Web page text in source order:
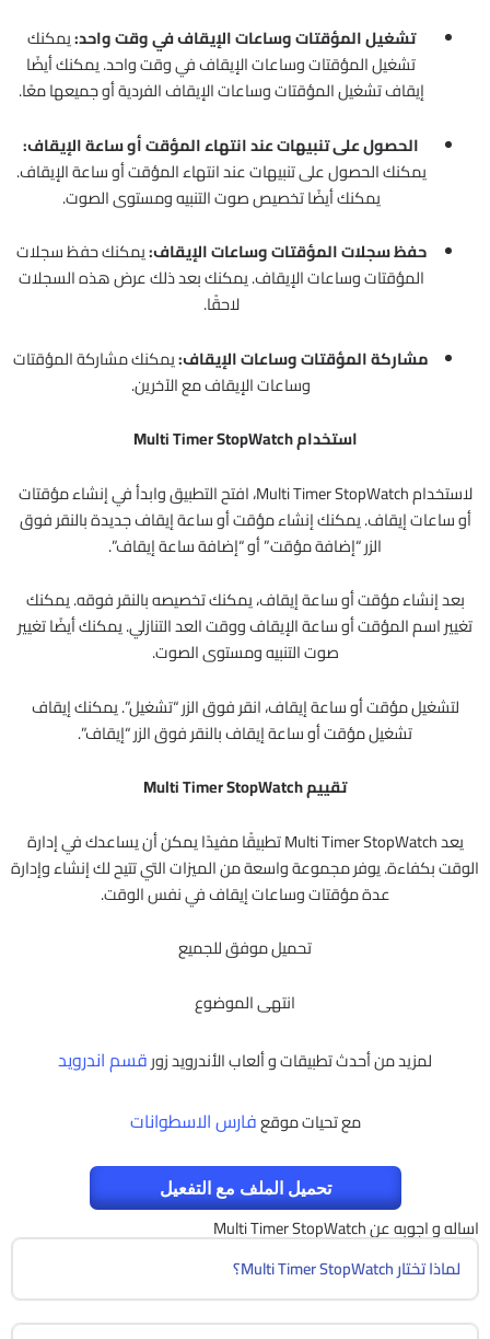
تشغيل المؤقتات وساعات الإيقاف في وقت واحد:يمكنك
تشغيل المؤقتات وساعات الإيقاف في وقت واحد. يمكنك أيضًا
إيقاف تشغيل المؤقتات وساعات الإيقاف الفردية أو جميعها معًا.
الحصول على تنبيهات عند انتهاء المؤقت أو ساعة الإيقاف:
يمكنك الحصول على تنبيهات عند انتهاء المؤقت أو ساعة الإيقاف.
يمكنك أيضًا تخصيص صوت التنبيه ومستوى الصوت.
حفظ سجلات المؤقتات وساعات الإيقاف:يمكنك حفظ سجلات
المؤقتات وساعات الإيقاف. يمكنك بعد ذلك عرض هذه السجلات
لاحقًا.
مشاركة المؤقتات وساعات الإيقاف:يمكنك مشاركة المؤقتات
وساعات الإيقاف مع الآخرين.
استخدام Multi Timer StopWatch
لاستخدام Multi Timer StopWatch، افتح التطبيق وابدأ في إنشاء مؤقتات
أو ساعات إيقاف. يمكنك إنشاء مؤقت أو ساعة إيقاف جديدة بالنقر فوق
الزر “إضافة مؤقت” أو “إضافة ساعة إيقاف”.
بعد إنشاء مؤقت أو ساعة إيقاف، يمكنك تخصيصه بالنقر فوقه. يمكنك
تغيير اسم المؤقت أو ساعة الإيقاف ووقت العد التنازلي. يمكنك أيضًا تغيير
صوت التنبيه ومستوى الصوت.
لتشغيل مؤقت أو ساعة إيقاف، انقر فوق الزر “تشغيل”. يمكنك إيقاف
تشغيل مؤقت أو ساعة إيقاف بالنقر فوق الزر “إيقاف”.
تقييم Multi Timer StopWatch
يعد Multi Timer StopWatch تطبيقًا مفيدًا يمكن أن يساعدك في إدارة
الوقت بكفاءة. يوفر مجموعة واسعة من الميزات التي تتيح لك إنشاء وإدارة
عدة مؤقتات وساعات إيقاف في نفس الوقت.
تحميل موفق للجميع
انتهى الموضوع
لمزيد من أحدث تطبيقات و ألعاب الأندرويد زورقسم اندرويد
مع تحيات موقعفارس الاسطوانات
تحميل الملف مع التفعيل
اساله و اجوبه عن Multi Timer StopWatch
لماذا تختار Multi Timer StopWatch؟